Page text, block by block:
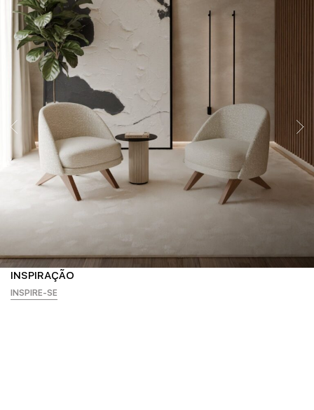
INSPIRAÇÃO
INSPIRE-SE